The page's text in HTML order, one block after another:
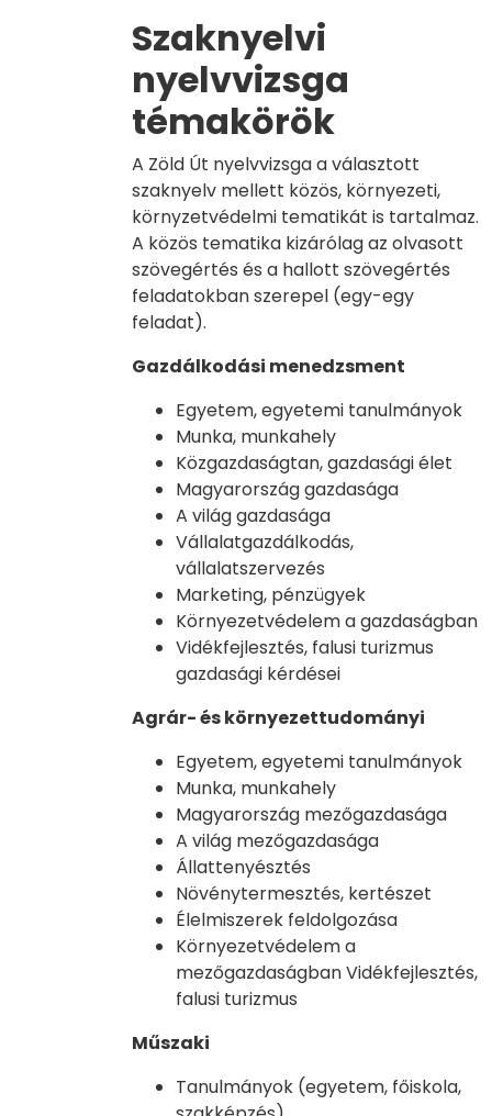
Szaknyelvi
nyelvvizsga
témakörök
A Zöld Út nyelvvizsga a választott
szaknyelv mellett közös, környezeti,
környzetvédelmi tematikát is tartalmaz.
A közös tematika kizárólag az olvasott
szövegértés és a hallott szövegértés
feladatokban szerepel (egy-egy
feladat).
Gazdálkodási menedzsment
Egyetem, egyetemi tanulmányok
Munka, munkahely
Közgazdaságtan, gazdasági élet
Magyarország gazdasága
A világ gazdasága
Vállalatgazdálkodás,
vállalatszervezés
Marketing, pénzügyek
Környezetvédelem a gazdaságban
Vidékfejlesztés, falusi turizmus
gazdasági kérdései
Agrár- és környezettudományi
Egyetem, egyetemi tanulmányok
Munka, munkahely
Magyarország mezőgazdasága
A világ mezőgazdasága
Állattenyésztés
Növénytermesztés, kertészet
Élelmiszerek feldolgozása
Környezetvédelem a
mezőgazdaságban Vidékfejlesztés,
falusi turizmus
Műszaki
Tanulmányok (egyetem, főiskola,